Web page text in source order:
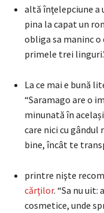
altă înţelepciune a
pina la capat un
obliga sa maninc o
primele trei
La ce mai e bună
“Saramago are o
minunată în
care nici cu gândul
bine, încât te
printre nişte
cărţilor. “Sa nu
cosmetice, unde